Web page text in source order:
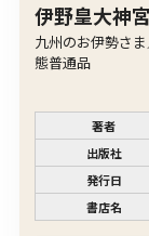
伊野皇大神
九州のお伊勢さ
態普通品
著者
出版社
発行日
書店名